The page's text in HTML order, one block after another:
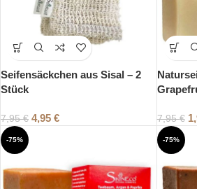
Seifensäckchen aus Sisal – 2
Stück
7,95€ 4,95 € 7,95€
-75% -75%